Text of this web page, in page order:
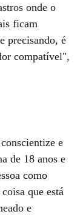
onde o
ficam
precisando, é
compatível",
e
de 18 anos e
como
que está
e